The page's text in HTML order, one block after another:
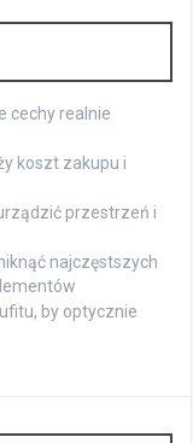
cechy realnie
koszt zakupu i
przestrzeń i
najczęstszych
by optycznie